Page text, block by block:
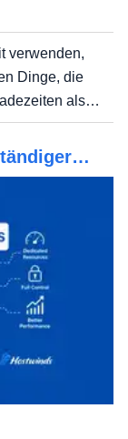
verwenden,
Dinge, die
als
und
Jahr deutlich